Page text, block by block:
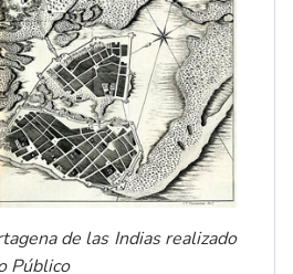
de las Indias realizado
Público